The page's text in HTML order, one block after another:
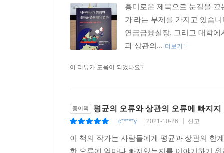
5장 반사실: 발생하지 않은 과거를 상상한다
1 인과 지능의 최정점은 반사실을 상상하는 능력이
인과와 반사실은 어떻게 관련이 있을까 / 반사실
3 다람쥐가 발길질을 하면 골프에서 버디를 할 수
인과에는 특정 인과와 유형 인과가 있다 / 특정 인
4 공부하는 시간을 늘리면 성적이 오를까
흥미로운 제목으로 눈길을
가'라는 부제를 가지고 있습
연금금융실장, 그리고 대학
과 상관의... 더보기
이 리뷰가 도움이 되었나요?
종이책 평균의 오류와 상관의 오류에 빠지지
c*****y 2021-10-26 신고
이 책의 작가는 사람들에게 평균과 상관의 한
한 오류에 얼마나 빠져있는지를 이야기하기